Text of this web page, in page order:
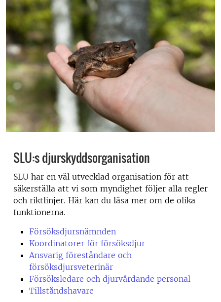
SLU:s djurskyddsorganisation
SLU har en väl utvecklad organisation för att
säkerställa att vi som myndighet följer alla regler
och riktlinjer. Här kan du läsa mer om de olika
funktionerna.
Försöksdjursnämnden
Koordinatorer för försöksdjur
Ansvarig föreståndare och
försöksdjursveterinär
Försöksledare och djurvårdande personal
Tillståndshavare